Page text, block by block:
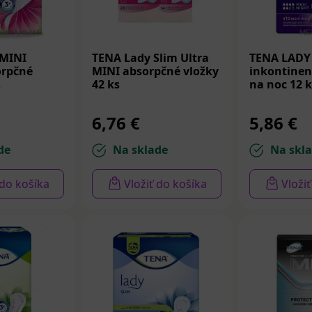
,
vložky na predpis
v niektorých prípadoch môže predpísať aj lekár
2. a 3. stupňom inkontinencie. Pri
14,77 eur, pri inkontinencii 3. stupňa 51,96 eur. Niektorí
vložiek vedia poskytnúť vzorky zadarmo.
košíka
TENA Lady Slim Ultra
MINI absorpčné vložky
42 ks
6,76 €
Na sklade
Vložiť do košíka
TENA
na noc 12
5,86 €
Na